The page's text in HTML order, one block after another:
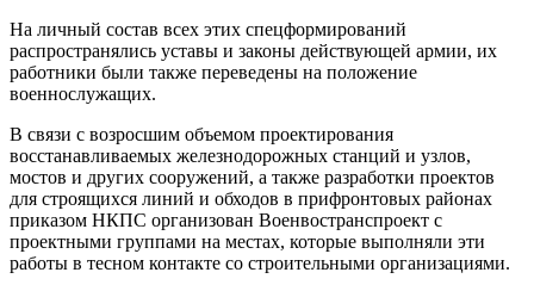
На личный состав всех этих спецформирований
распространялись уставы и законы действующей армии, их
работники были также переведены на положение
военнослужащих.
В связи с возросшим объемом проектирования
восстанавливаемых железнодорожных станций и узлов,
мостов и других сооружений, а также разработки проектов
для строящихся линий и обходов в прифронтовых районах
приказом НКПС организован Военвостранспроект с
проектными группами на местах, которые выполняли эти
работы в тесном контакте со строительными организациями.